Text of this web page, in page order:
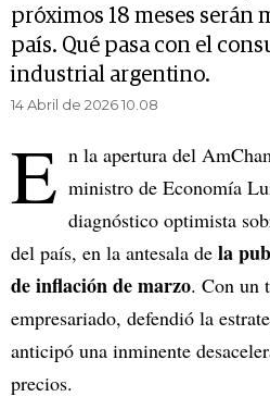
próximos 18 meses serán
país. Qué pasa con el
industrial argentino.
14 Abril de 2026 10.08
E n la apertura del
ministro de Economía
diagnóstico optimista
del país, en la antesala de la
de inflación de marzo. Con un
empresariado, defendió la
anticipó una inminente
precios.